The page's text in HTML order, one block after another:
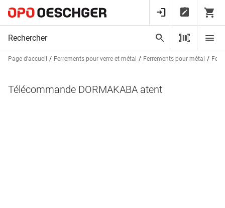
Page d’accueil Ferrements pour verre et métal Ferrements pour métal
Télécommande DORMAKABA atent